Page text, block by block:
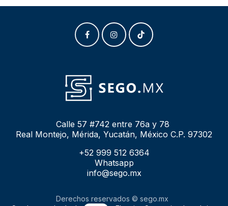
Calle 57 #742 entre 76a y 78
Real Montejo, Mérida, Yucatán, México C.P. 97302
+52 999 512 6364
Whatsapp
info@sego.mx
Derechos reservados © sego.mx